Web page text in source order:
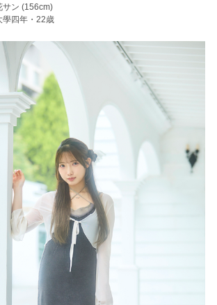
サン (156cm)
學四年・22歳